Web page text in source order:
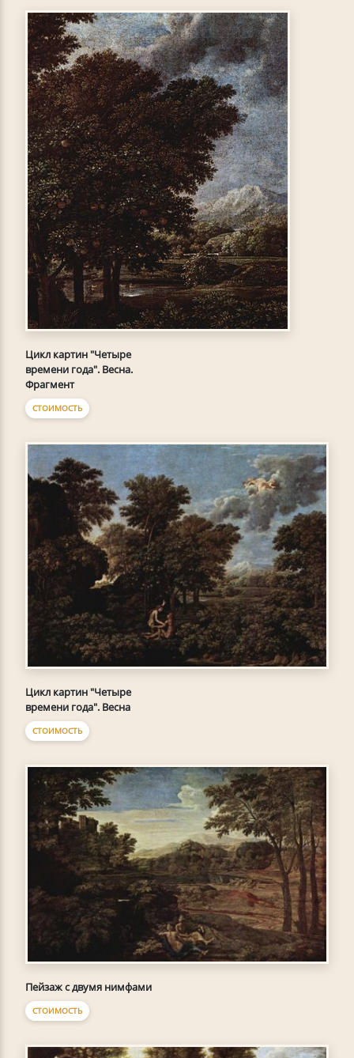
Цикл картин "Четыре
времени года". Весна.
Фрагмент
СТОИМОСТЬ
Цикл картин "Четыре
времени года". Весна
СТОИМОСТЬ
Пейзаж с двумя нимфами
СТОИМОСТЬ